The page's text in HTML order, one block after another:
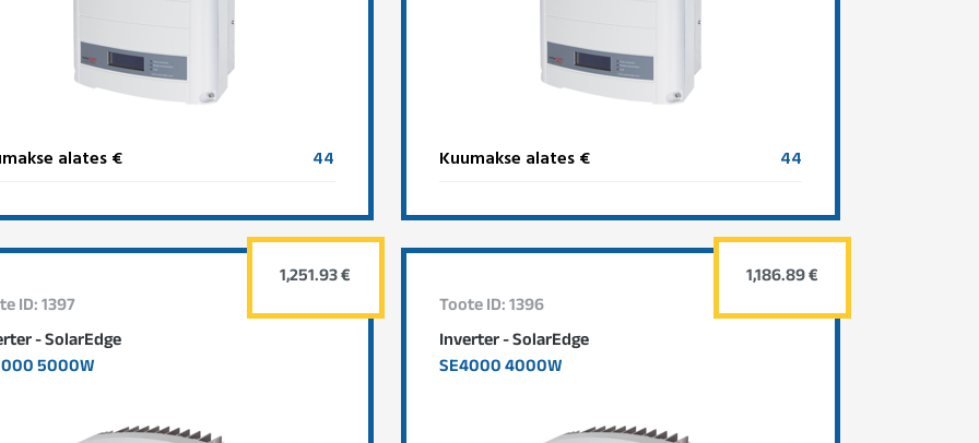
alates € 44 Kuumakse alates € 44
ID: 1397
- SolarEdge
5000W
1,251.93 €
Toote ID: 1396
Inverter - SolarEdge
SE4000 4000W
1,186.89 €